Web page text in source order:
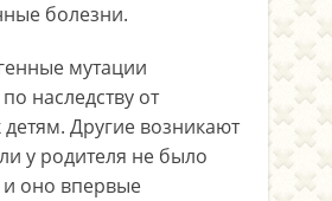
болезни.
мутации
наследству от
детям. Другие возникают
у родителя не было
оно впервые